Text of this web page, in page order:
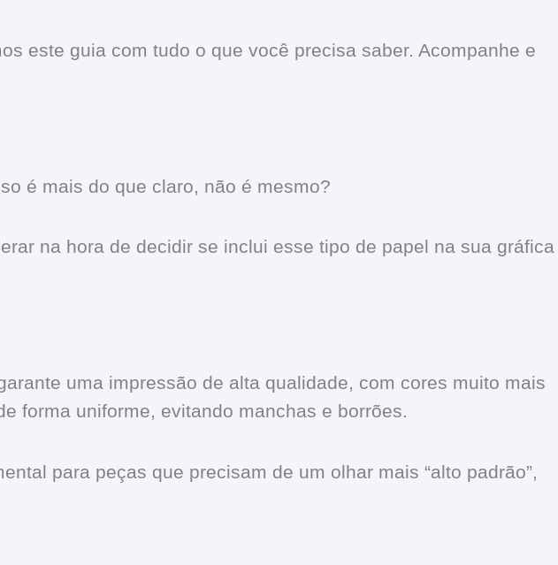
este guia com tudo o que você precisa saber. Acompanhe e
é mais do que claro, não é mesmo?
na hora de decidir se inclui esse tipo de papel na sua gráfica
uma impressão de alta qualidade, com cores muito mais
forma uniforme, evitando manchas e borrões.
para peças que precisam de um olhar mais “alto padrão”,